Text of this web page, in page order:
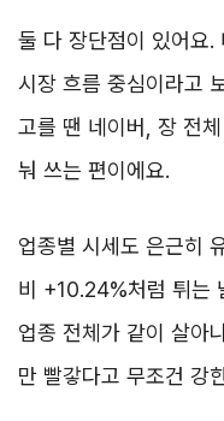
둘 다 장단점이 있어요.
시장 흐름 중심이라고
고를 땐 네이버, 장 전
눠 쓰는 편이에요.
업종별 시세도 은근히
비 +10.24%처럼 튀는
업종 전체가 같이 살아
만 빨갛다고 무조건 강